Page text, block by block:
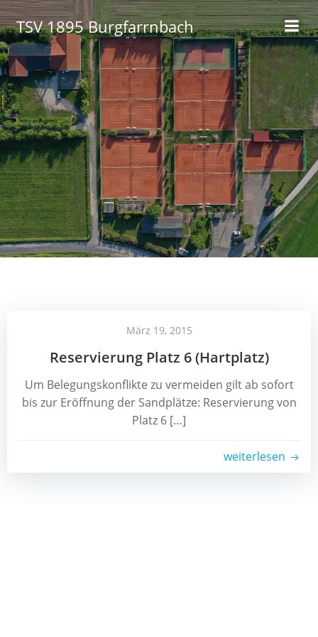
Zum
Inhalt
springen
TSV 1895 Burgfarrnbach
März 19, 2015
Reservierung Platz 6 (Hartplatz)
Um Belegungskonflikte zu vermeiden gilt ab sofort
bis zur Eröffnung der Sandplätze: Reservierung von
Platz 6 […]
weiterlesen